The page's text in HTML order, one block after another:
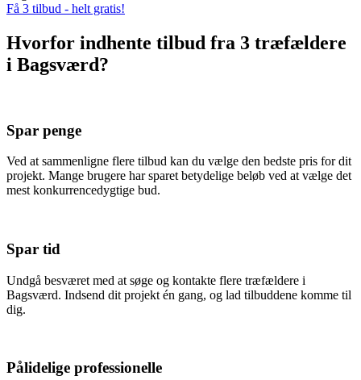
Få 3 tilbud - helt gratis!
Hvorfor indhente tilbud fra 3 træfældere
i Bagsværd?
Spar penge
Ved at sammenligne flere tilbud kan du vælge den bedste pris for dit
projekt. Mange brugere har sparet betydelige beløb ved at vælge det
mest konkurrencedygtige bud.
Spar tid
Undgå besværet med at søge og kontakte flere træfældere i
Bagsværd. Indsend dit projekt én gang, og lad tilbuddene komme til
dig.
Pålidelige professionelle